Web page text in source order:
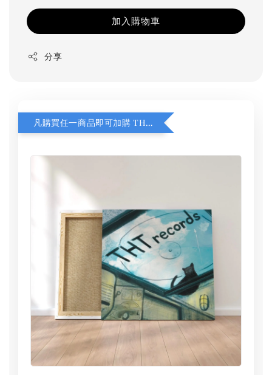
加入購物車
分享
凡購買任一商品即可加購 THT 九週年 同一片天空 無框畫 30 x 30 cm 附掛勾 (黑膠封面大小）